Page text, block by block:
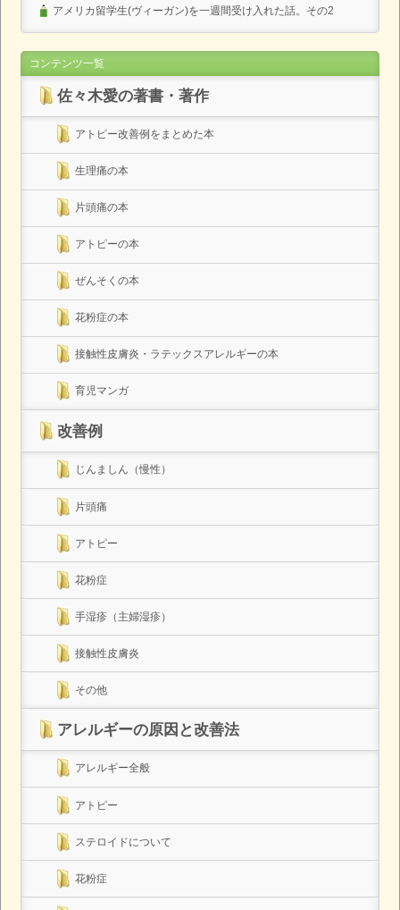
アメリカ留学生(ヴィーガン)を一週間受け入れた話。その2
コンテンツ一覧
佐々木愛の著書・著作
アトピー改善例をまとめた本
生理痛の本
片頭痛の本
アトピーの本
ぜんそくの本
花粉症の本
接触性皮膚炎・ラテックスアレルギーの本
育児マンガ
改善例
じんましん（慢性）
片頭痛
アトピー
花粉症
手湿疹（主婦湿疹）
接触性皮膚炎
その他
アレルギーの原因と改善法
アレルギー全般
アトピー
ステロイドについて
花粉症